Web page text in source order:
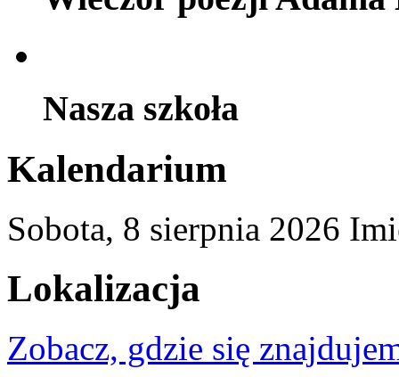
Nasza szkoła
Kalendarium
Sobota, 8 sierpnia 2026
Lokalizacja
Zobacz, gdzie się